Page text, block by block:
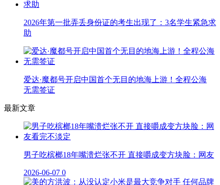
2026年第一批弄丢身份证的考生出现了：3名学生紧急求
助
爱达·魔都号开启中国首个无目的地海上游！全程公海
无需签证
最新文章
男子吃槟榔18年嘴溃烂张不开 直接嚼成变方块脸：网友
2026-06-07 0